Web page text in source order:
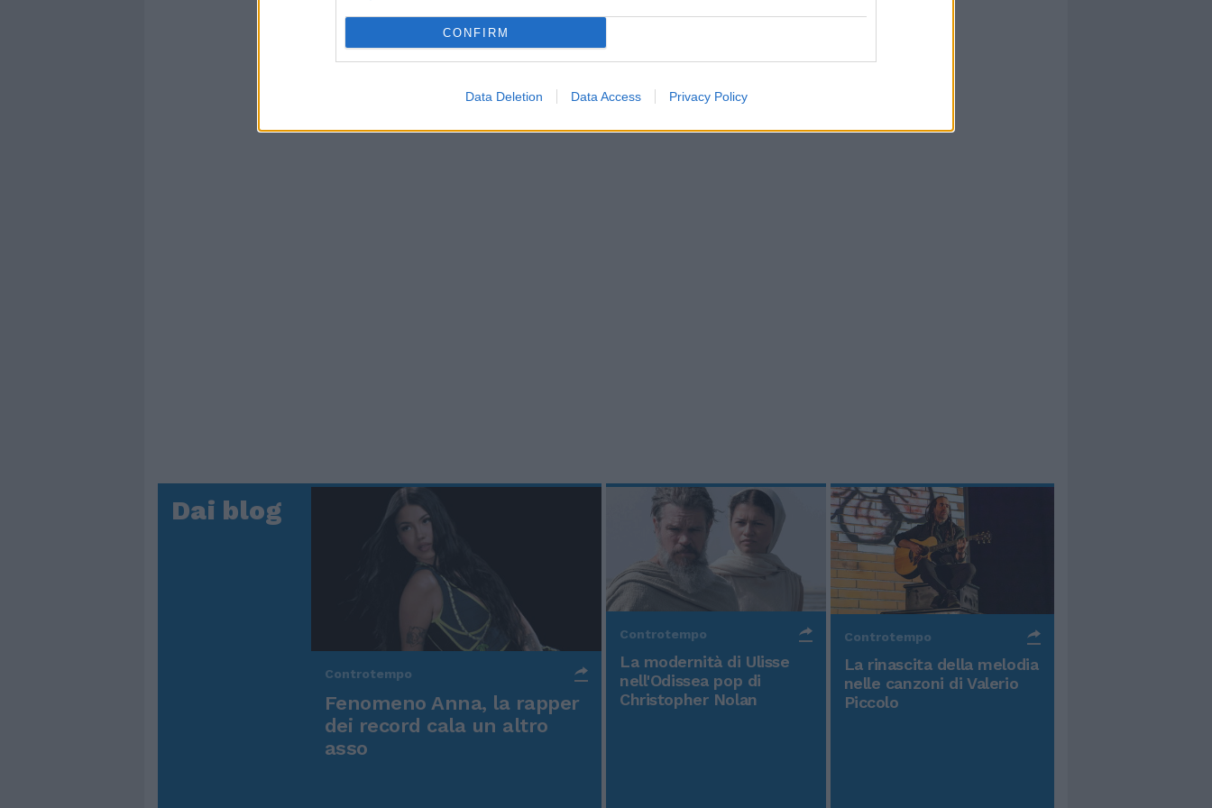
CONFIRM
Data Deletion Data Access Privacy Policy
Dai blog
Controtempo
Fenomeno Anna, la rapper
dei record cala un altro
asso
Controtempo
La modernità di Ulisse
nell'Odissea pop di
Christopher Nolan
Controtempo
La rinascita della melodia
nelle canzoni di Valerio
Piccolo